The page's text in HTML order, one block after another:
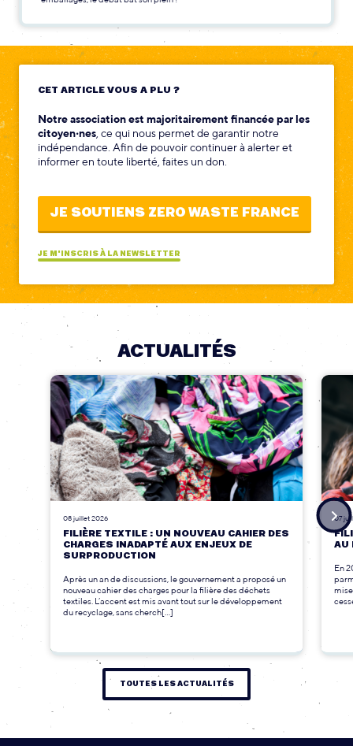
CET ARTICLE VOUS A PLU ?
Notre association est majoritairement financée par les
citoyen‧nes, ce qui nous permet de garantir notre
indépendance. Afin de pouvoir continuer à alerter et
informer en toute liberté, faites un don.
JE SOUTIENS ZERO WASTE FRANCE
JE M'INSCRIS À LA NEWSLETTER
ACTUALITÉS
08 juillet 2026
FILIÈRE TEXTILE : UN NOUVEAU CAHIER DES
CHARGES INADAPTÉ AUX ENJEUX DE
SURPRODUCTION
Après un an de discussions, le gouvernement a proposé un
nouveau cahier des charges pour la filière des déchets
textiles. L’accent est mis avant tout sur le développement
du recyclage, sans cherch[...]
07
AU
En
TOUTES LES ACTUALITÉS